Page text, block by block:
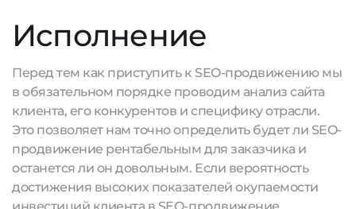
Исполнение
Перед тем как приступить к SEO-продвижению мы
в обязательном порядке проводим анализ сайта
клиента, его конкурентов и специфику отрасли.
Это позволяет нам точно определить будет ли SEO-
продвижение рентабельным для заказчика и
останется ли он довольным. Если вероятность
достижения высоких показателей окупаемости